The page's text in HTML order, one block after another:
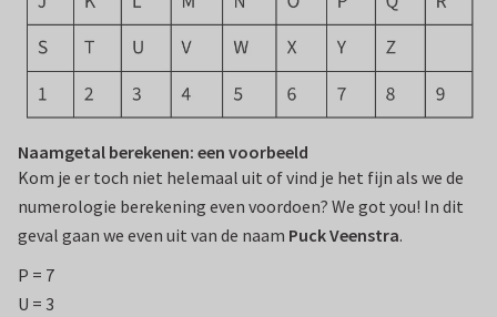
Naamgetal berekenen: een voorbeeld
Kom je er toch niet helemaal uit of vind je het fijn als we de
numerologie berekening even voordoen? We got you! In dit
geval gaan we even uit van de naam Puck Veenstra.
P = 7
U = 3